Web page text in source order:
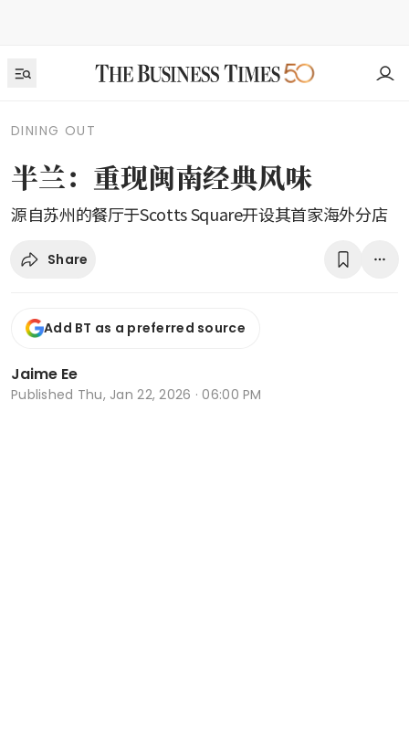
DINING OUT
半兰：重现闽南经典风味
源自苏州的餐厅于Scotts Square开设其首家海外分店
Share
Add BT as a preferred source
Jaime Ee
Published Thu, Jan 22, 2026 · 06:00 PM